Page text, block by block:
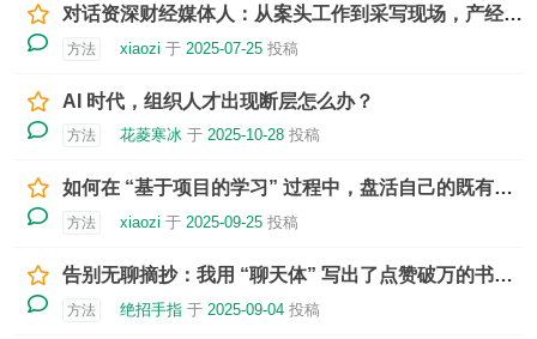
对话资深财经媒体人：从案头工作到采写现场，产经报道如何定位问题关键点？
方法 xiaozi 于 2025-07-25 投稿
AI 时代，组织人才出现断层怎么办？
方法 花菱寒冰 于 2025-10-28 投稿
如何在 “基于项目的学习” 过程中，盘活自己的既有学业资产？
方法 xiaozi 于 2025-09-25 投稿
告别无聊摘抄：我用 “聊天体” 写出了点赞破万的书评！
方法 绝招手指 于 2025-09-04 投稿